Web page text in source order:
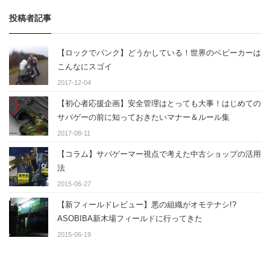
投稿者記事
【ロックでパンク】どうかしている！世界のベビーカーは
こんなにスゴイ
2017-12-04
【初心者応援企画】安全管理はとっても大事！はじめての
サバゲーの前に知っておきたいマナー＆ルール集
2017-08-11
【コラム】サバゲーマー視点で考えた中古ショップの活用
法
2015-06-27
【新フィールドレビュー】悪の組織がオモテナシ!?
ASOBIBA新木場フィールドに行ってきた
2015-06-19